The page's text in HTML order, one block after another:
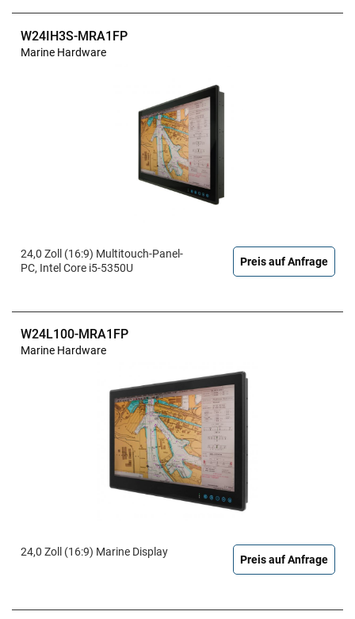
W24IH3S-MRA1FP
Marine Hardware
24,0 Zoll (16:9) Multitouch-Panel-
PC, Intel Core i5-5350U
Preis auf Anfrage
W24L100-MRA1FP
Marine Hardware
24,0 Zoll (16:9) Marine Display
Preis auf Anfrage